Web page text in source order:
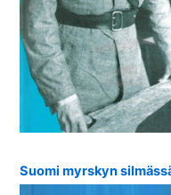
Suomi myrskyn